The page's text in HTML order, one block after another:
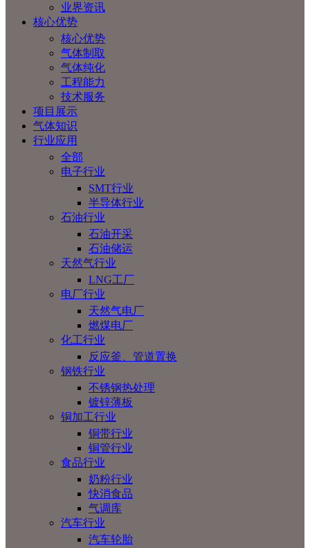
业界资讯
核心优势
核心优势
气体制取
气体纯化
工程能力
技术服务
项目展示
气体知识
行业应用
全部
电子行业
SMT行业
半导体行业
石油行业
石油开采
石油储运
天然气行业
LNG工厂
电厂行业
天然气电厂
燃煤电厂
化工行业
反应釜、管道置换
钢铁行业
不锈钢热处理
镀锌薄板
铜加工行业
铜带行业
铜管行业
食品行业
奶粉行业
快消食品
气调库
汽车行业
汽车轮胎